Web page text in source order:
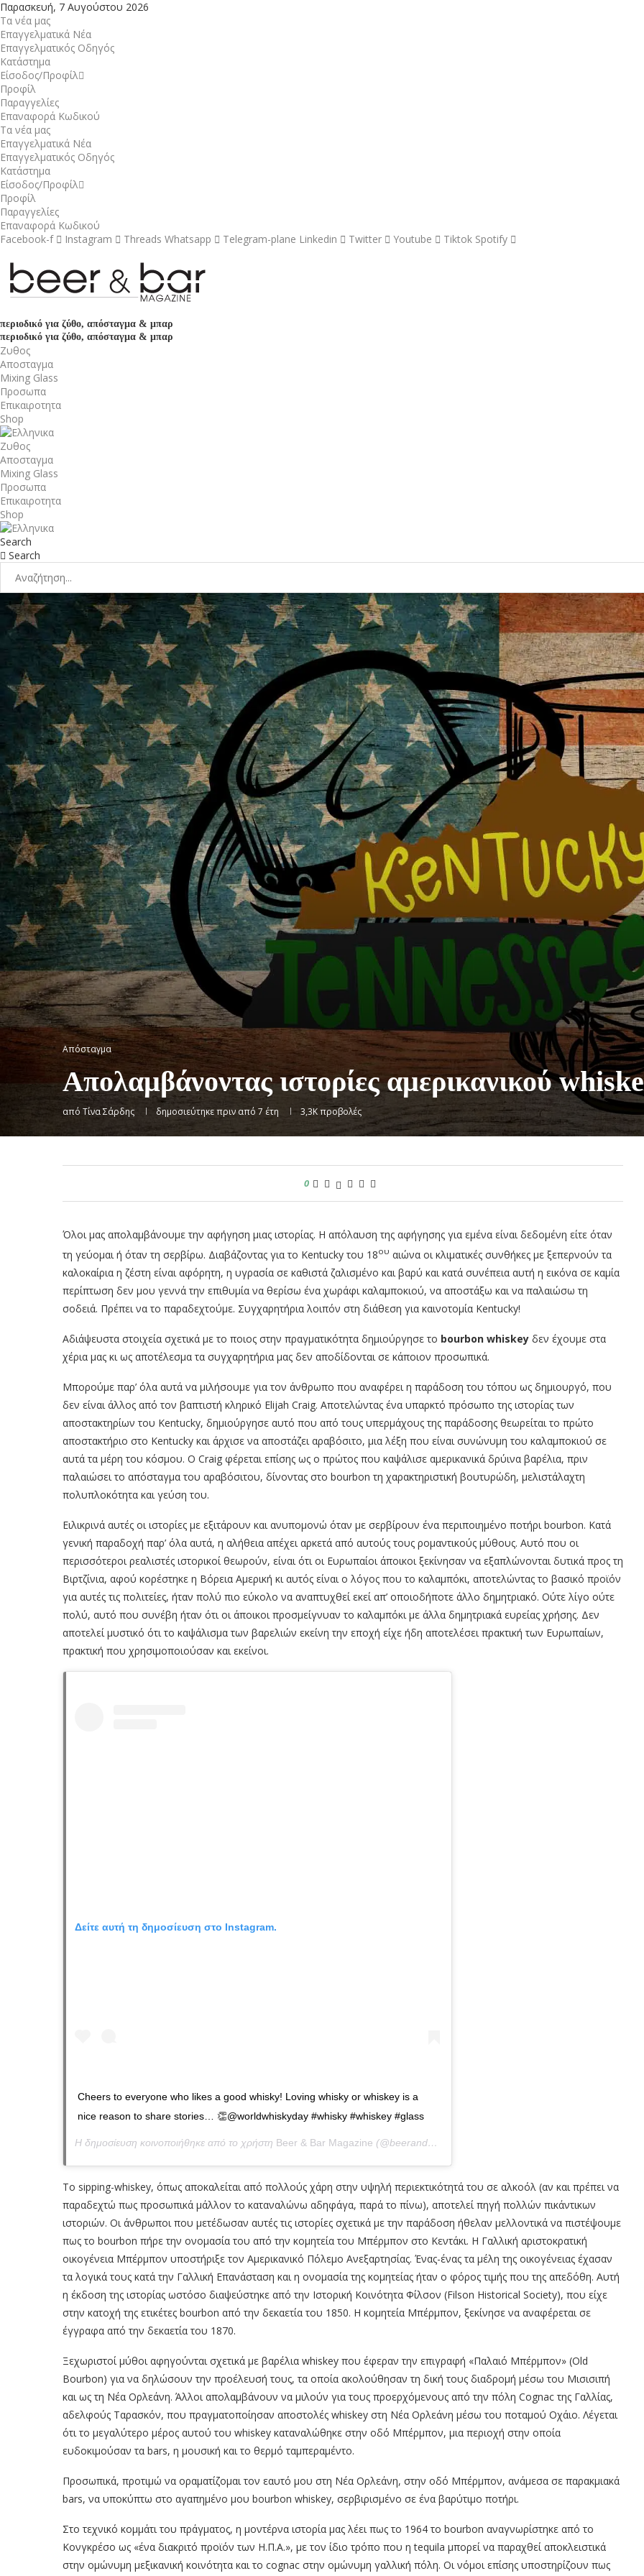
Παρασκευή, 7 Αυγούστου 2026
Τα νέα μας
Επαγγελματικά Νέα
Επαγγελματικός Οδηγός
Κατάστημα
Είσοδος/Προφίλ
Προφίλ
Παραγγελίες
Επαναφορά Κωδικού
Τα νέα μας
Επαγγελματικά Νέα
Επαγγελματικός Οδηγός
Κατάστημα
Είσοδος/Προφίλ
Προφίλ
Παραγγελίες
Επαναφορά Κωδικού
Facebook-f
Instagram Threads Whatsapp Telegram-plane Linkedin Twitter Youtube Tiktok Spotify
περιοδικό για ζύθο, απόσταγμα & μπαρ
περιοδικό για ζύθο, απόσταγμα & μπαρ
Ζυθος
Αποσταγμα
Mixing Glass
Προσωπα
Επικαιροτητα
Shop
Ζυθος
Αποσταγμα
Mixing Glass
Προσωπα
Επικαιροτητα
Shop
Search
Search
Απόσταγμα
Απολαμβάνοντας ιστορίες αμερικανικού
από Τίνα Σάρδης δημοσιεύτηκε πριν από 7 έτη 3,3Kπροβολές
0
Όλοι μας απολαμβάνουμε την αφήγηση μιας ιστορίας. Η απόλαυση της αφήγησης για εμένα είναι δεδομένη είτε όταν
τη γεύομαι ή όταν τη σερβίρω. Διαβάζοντας για το Kentucky του 18ου αιώνα οι κλιματικές συνθήκες με ξεπερνούν τα
καλοκαίρια η ζέστη είναι αφόρητη, η υγρασία σε καθιστά ζαλισμένο και βαρύ και κατά συνέπεια αυτή η εικόνα σε καμία
περίπτωση δεν μου γεννά την επιθυμία να θερίσω ένα χωράφι καλαμποκιού, να αποστάξω και να παλαιώσω τη
σοδειά. Πρέπει να το παραδεχτούμε. Συγχαρητήρια λοιπόν στη διάθεση για καινοτομία Kentucky!
Αδιάψευστα στοιχεία σχετικά με το ποιος στην πραγματικότητα δημιούργησε το bourbon whiskey δεν έχουμε στα
χέρια μας κι ως αποτέλεσμα τα συγχαρητήρια μας δεν αποδίδονται σε κάποιον προσωπικά.
Μπορούμε παρ’ όλα αυτά να μιλήσουμε για τον άνθρωπο που αναφέρει η παράδοση του τόπου ως δημιουργό, που
δεν είναι άλλος από τον βαπτιστή κληρικό Elijah Craig. Αποτελώντας ένα υπαρκτό πρόσωπο της ιστορίας των
αποστακτηρίων του Kentucky, δημιούργησε αυτό που από τους υπερμάχους της παράδοσης θεωρείται το πρώτο
αποστακτήριο στο Kentucky και άρχισε να αποστάζει αραβόσιτο, μια λέξη που είναι συνώνυμη του καλαμποκιού σε
αυτά τα μέρη του κόσμου. Ο Craig φέρεται επίσης ως ο πρώτος που καψάλισε αμερικανικά δρύινα βαρέλια, πριν
παλαιώσει το απόσταγμα του αραβόσιτου, δίνοντας στο bourbon τη χαρακτηριστική βουτυρώδη, μελιστάλαχτη
πολυπλοκότητα και γεύση του.
Ειλικρινά αυτές οι ιστορίες με εξιτάρουν και ανυπομονώ όταν με σερβίρουν ένα περιποιημένο ποτήρι bourbon. Κατά
γενική παραδοχή παρ’ όλα αυτά, η αλήθεια απέχει αρκετά από αυτούς τους ρομαντικούς μύθους. Αυτό που οι
περισσότεροι ρεαλιστές ιστορικοί θεωρούν, είναι ότι οι Ευρωπαίοι άποικοι ξεκίνησαν να εξαπλώνονται δυτικά προς τη
Βιρτζίνια, αφού κορέστηκε η Βόρεια Αμερική κι αυτός είναι ο λόγος που το καλαμπόκι, αποτελώντας το βασικό προϊόν
για αυτές τις πολιτείες, ήταν πολύ πιο εύκολο να αναπτυχθεί εκεί απ’ οποιοδήποτε άλλο δημητριακό. Ούτε λίγο ούτε
πολύ, αυτό που συνέβη ήταν ότι οι άποικοι προσμείγνυαν το καλαμπόκι με άλλα δημητριακά ευρείας χρήσης. Δεν
αποτελεί μυστικό ότι το καψάλισμα των βαρελιών εκείνη την εποχή είχε ήδη αποτελέσει πρακτική των Ευρωπαίων,
πρακτική που χρησιμοποιούσαν και εκείνοι.
Δείτε αυτή τη δημοσίευση στο Instagram.
Cheers to everyone who likes a good whisky! Loving whisky or whiskey is a
nice reason to share stories… 👏@worldwhiskyday #whisky #whiskey #glass
Η δημοσίευση κοινοποιήθηκε από το χρήστη Beer & Bar Magazine (@beerandbarmag) στις
Το sipping-whiskey, όπως αποκαλείται από πολλούς χάρη στην υψηλή περιεκτικότητά του σε αλκοόλ (αν και πρέπει να
παραδεχτώ πως προσωπικά μάλλον το καταναλώνω αδηφάγα, παρά το πίνω), αποτελεί πηγή πολλών πικάντικων
ιστοριών. Οι άνθρωποι που μετέδωσαν αυτές τις ιστορίες σχετικά με την παράδοση ήθελαν μελλοντικά να πιστέψουμε
πως το bourbon πήρε την ονομασία του από την κομητεία του Μπέρμπον στο Κεντάκι. Η Γαλλική αριστοκρατική
οικογένεια Μπέρμπον υποστήριξε τον Αμερικανικό Πόλεμο Ανεξαρτησίας. Ένας-ένας τα μέλη της οικογένειας έχασαν
τα λογικά τους κατά την Γαλλική Επανάσταση και η ονομασία της κομητείας ήταν ο φόρος τιμής που της απεδόθη. Αυτή
η έκδοση της ιστορίας ωστόσο διαψεύστηκε από την Ιστορική Κοινότητα Φίλσον (Filson Historical Society), που είχε
στην κατοχή της ετικέτες bourbon από την δεκαετία του 1850. H κομητεία Μπέρμπον, ξεκίνησε να αναφέρεται σε
έγγραφα από την δεκαετία του 1870.
Ξεχωριστοί μύθοι αφηγούνται σχετικά με βαρέλια whiskey που έφεραν την επιγραφή «Παλαιό Μπέρμπον» (Old
Bourbon) για να δηλώσουν την προέλευσή τους, τα οποία ακολούθησαν τη δική τους διαδρομή μέσω του Μισισιπή
και ως τη Νέα Ορλεάνη. Άλλοι απολαμβάνουν να μιλούν για τους προερχόμενους από την πόλη Cognac της Γαλλίας,
αδελφούς Ταρασκόν, που πραγματοποίησαν αποστολές whiskey στη Νέα Ορλεάνη μέσω του ποταμού Οχάιο. Λέγεται
ότι το μεγαλύτερο μέρος αυτού του whiskey καταναλώθηκε στην οδό Μπέρμπον, μια περιοχή στην οποία
ευδοκιμούσαν τα bars, η μουσική και το θερμό ταμπεραμέντο.
Προσωπικά, προτιμώ να οραματίζομαι τον εαυτό μου στη Νέα Ορλεάνη, στην οδό Μπέρμπον, ανάμεσα σε παρακμιακά
bars, να υποκύπτω στο αγαπημένο μου bourbon whiskey, σερβιρισμένο σε ένα βαρύτιμο ποτήρι.
Στο τεχνικό κομμάτι του πράγματος, η μοντέρνα ιστορία μας λέει πως το 1964 το bourbon αναγνωρίστηκε από το
Κονγκρέσο ως «ένα διακριτό προϊόν των Η.Π.Α.», με τον ίδιο τρόπο που η tequila μπορεί να παραχθεί αποκλειστικά
στην ομώνυμη μεξικανική κοινότητα και το cognac στην ομώνυμη γαλλική πόλη. Οι νόμοι επίσης υποστηρίζουν πως